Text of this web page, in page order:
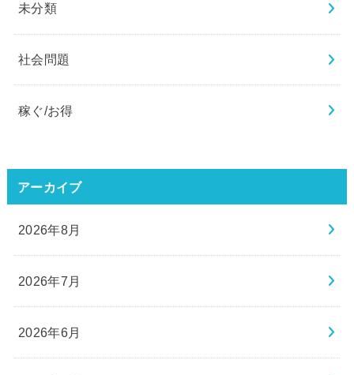
未分類
社会問題
稼ぐ/お得
アーカイブ
2026年8月
2026年7月
2026年6月